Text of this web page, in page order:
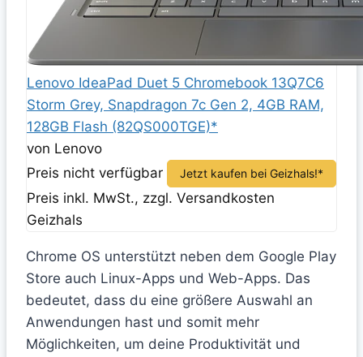
Lenovo IdeaPad Duet 5 Chromebook 13Q7C6
Storm Grey, Snapdragon 7c Gen 2, 4GB RAM,
128GB Flash (82QS000TGE)*
von Lenovo
Preis nicht verfügbar
Jetzt kaufen bei Geizhals!*
Preis inkl. MwSt., zzgl. Versandkosten
Geizhals
Chrome OS unterstützt neben dem Google Play
Store auch Linux-Apps und Web-Apps. Das
bedeutet, dass du eine größere Auswahl an
Anwendungen hast und somit mehr
Möglichkeiten, um deine Produktivität und